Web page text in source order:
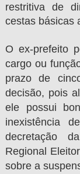
restritiva de
cestas básicas
O ex-prefeito
cargo ou
prazo de
decisão, pois
ele possui
inexistência
decretação
Regional
sobre a